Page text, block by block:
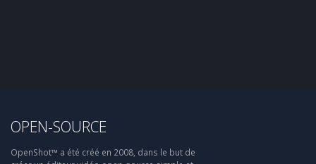
OPEN-SOURCE
OpenShot™ a été créé en 2008, dans le but de